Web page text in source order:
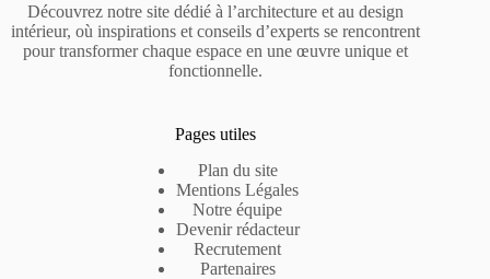
Découvrez notre site dédié à l’architecture et au design
intérieur, où inspirations et conseils d’experts se rencontrent
pour transformer chaque espace en une œuvre unique et
fonctionnelle.
Pages utiles
Plan du site
Mentions Légales
Notre équipe
Devenir rédacteur
Recrutement
Partenaires